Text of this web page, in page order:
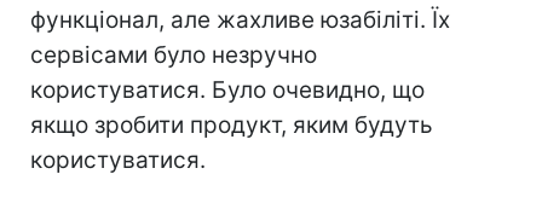
функціонал, але жахливе юзабіліті. Їх
сервісами було незручно
користуватися. Було очевидно, що
якщо зробити продукт, яким будуть
користуватися.